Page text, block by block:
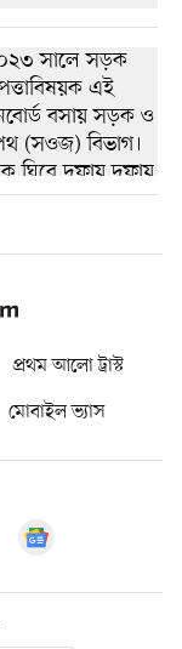
প্রথম আলো ট্রাস্ট
মোবাইল ভ্যাস